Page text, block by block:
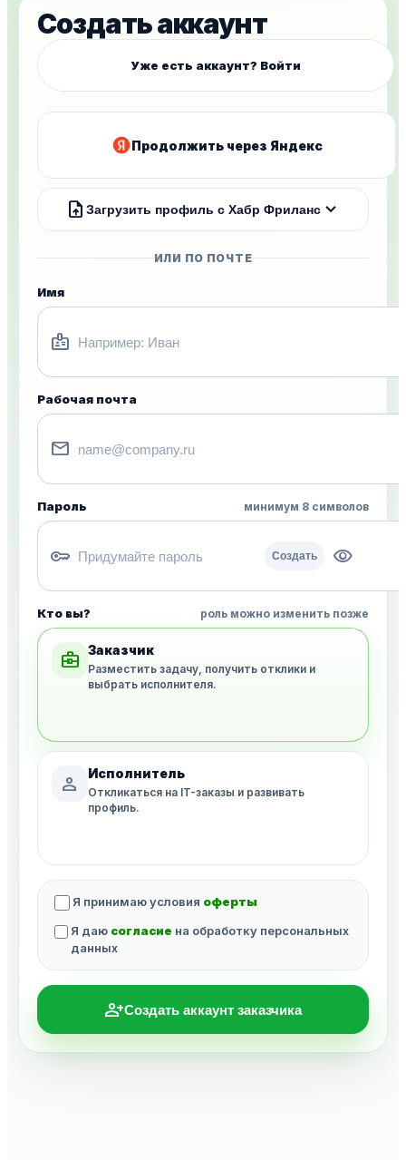
Создать аккаунт
Уже есть аккаунт? Войти
Продолжить через Яндекс
upload_file Загрузить профиль с Хабр Фрилансexpand_more
ИЛИ ПО ПОЧТЕ
Имя
badge
Рабочая почта
mail
Пароль минимум 8 символов
key Создать visibility
Кто вы? роль можно изменить позже
business_center Заказчик
Разместить задачу, получить отклики и
выбрать исполнителя.
person Исполнитель
Откликаться на IT-заказы и развивать
профиль.
Я принимаю условия оферты
Я даю согласие на обработку персональных
данных
person_addСоздать аккаунт заказчика